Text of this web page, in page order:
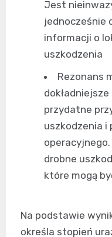
Jest
jednocześnie
informacji o
uszkodzenia
Rezonans
przydatne
uszkodzenia i
drobne
które mogą
Na podstawie
określa stopień